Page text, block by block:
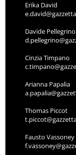
Erika David
Davide Pellegrino
Cinzia Timpano
Arianna Papalia
Thomas Piccot
Fausto Vassoney